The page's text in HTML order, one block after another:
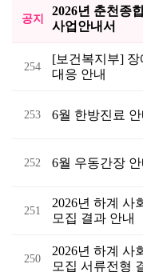
공지
2026년 춘천종
사업안내서
254
[보건복지부] 장
대응 안내
253 6월 한방진료
252 6월 우동간장
251
2026년 하계 사
모집 결과 안내
250
2026년 하계 사
모집 서류전형